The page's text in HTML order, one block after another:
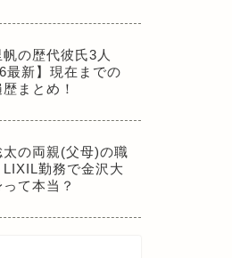
の歴代彼氏3人
最新】現在までの
まとめ！
太の両親(父母)の職
LIXIL勤務で金沢大
て本当？